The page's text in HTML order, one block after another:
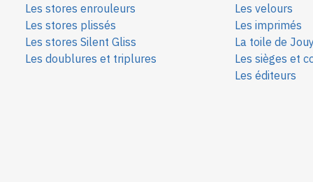
Les stores enrouleurs
Les stores plissés
Les stores Silent Gliss
Les doublures et triplures
Les velours
Les imprimés
La toile de
Les sièges et
Les éditeurs